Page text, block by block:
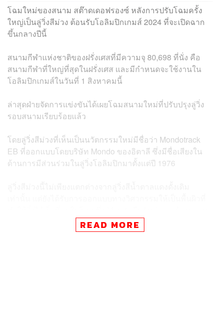
โฉมใหม่ของสนาม สต๊าดเดอฟรองซ์ หลังการปรับโฉมครั้ง
ใหญ่เป็นลู่วิ่งสีม่วง ต้อนรับโอลิมปิกเกมส์ 2024 ที่จะเปิดฉาก
ขึ้นกลางปีนี้
สนามกีฬาแห่งชาติของฝรั่งเศสที่มีความจุ 80,698 ที่นั่ง คือ
สนามกีฬาที่ใหญ่ที่สุดในฝรั่งเศส และมีกำหนดจะใช้งานใน
โอลิมปิกเกมส์ในวันที่ 1 สิงหาคมนี้
ล่าสุดฝ่ายจัดการแข่งขันได้เผยโฉมสนามใหม่ที่ปรับปรุงลู่วิ่ง
รอบสนามเรียบร้อยแล้ว
โดยลู่วิ่งสีม่วงที่เห็นเป็นนวัตกรรมใหม่มีชื่อว่า Mondotrack
EB ที่ออกแบบโดยบริษัท Mondo ของอิตาลี ซึ่งมีชื่อเสียงใน
ด้านการมีส่วนร่วมในลู่วิ่งโอลิมปิกมาตั้งแต่ปี 1976
ตื่นเต้นเร้าใจให้กับทั้งนักกีฬาและผู้ชมได้อย่างแน่นอน
READ MORE